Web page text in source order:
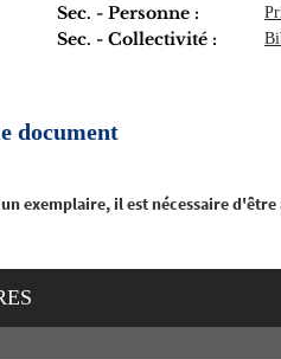
Sec. - Personne :
Sec. - Collectivité :
document
exemplaire, il est nécessaire